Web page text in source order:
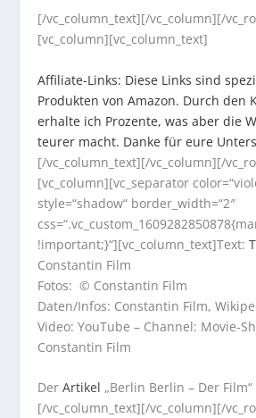
[/vc_column_text][/vc_column][/
[vc_column][vc_column_text]
Affiliate-Links: Diese Links sind
Produkten von Amazon. Durch den
erhalte ich Prozente, was aber die
teurer macht. Danke für eure
[/vc_column_text][/vc_column][/
[vc_column][vc_separator
style=“shadow“ border_width=“2″
!important;}“][vc_column_text]Text:
Constantin Film
Fotos: © Constantin Film
Daten/Infos: Constantin Film,
Video: YouTube – Channel: Movie-
Constantin Film
DerArtikel „Berlin Berlin – Der
[/vc_column_text][/vc_column][/